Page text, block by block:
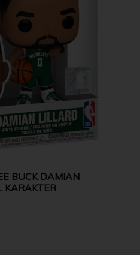
BUCK DAMIAN
KARAKTER